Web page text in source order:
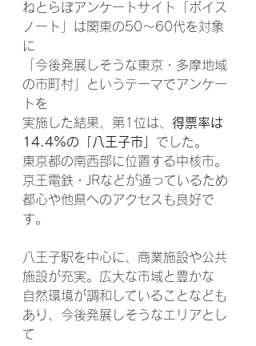
ねとらぼアンケートサイト「ボイス
ノート」は関東の50～60代を対象
に
「今後発展しそうな東京・多摩地域
の市町村」というテーマでアンケー
トを
実施した結果、第1位は、 得票率は
14.4%の「八王子市」 でした。
東京都の南西部に位置する中核市。
京王電鉄・JRなどが通っているため
都心や他県へのアクセスも良好で
す。
八王子駅を中心に、商業施設や公共
施設が充実。広大な市域と豊かな
自然環境が調和していることなども
あり、今後発展しそうなエリアとし
て